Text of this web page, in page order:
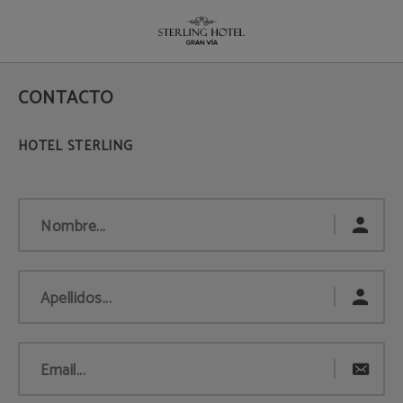
CONTACTO
Nombre...
Apellidos...
Email...